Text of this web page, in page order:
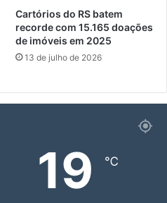
Cartórios do RS batem
recorde com 15.165 doações
de imóveis em 2025
13 de julho de 2026
19 ℃